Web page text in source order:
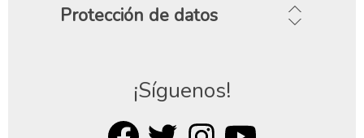
Protección de datos
¡Síguenos!